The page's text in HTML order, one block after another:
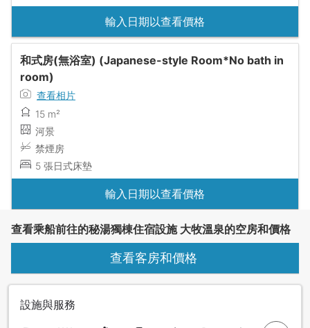
輸入日期以查看價格
和式房(無浴室) (Japanese-style Room*No bath in
room)
查看相片
15 m²
河景
禁煙房
5 張日式床墊
輸入日期以查看價格
查看乘船前往的秘湯獨棟住宿設施 大牧溫泉的空房和價格
查看客房和價格
設施與服務